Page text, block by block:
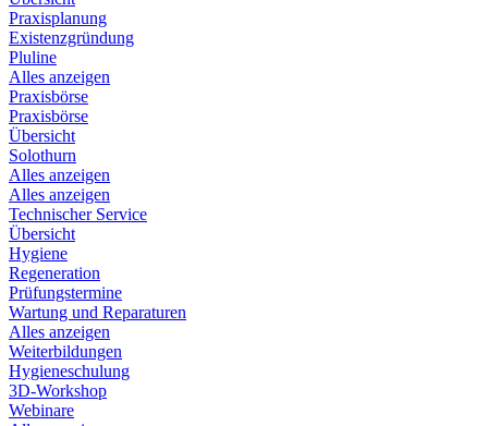
Praxisplanung
Existenzgründung
Pluline
Alles anzeigen
Praxisbörse
Praxisbörse
Übersicht
Solothurn
Alles anzeigen
Alles anzeigen
Technischer Service
Übersicht
Hygiene
Regeneration
Prüfungstermine
Wartung und Reparaturen
Alles anzeigen
Weiterbildungen
Hygieneschulung
3D-Workshop
Webinare